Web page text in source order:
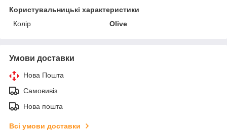
Користувальницькі характеристики
Колір
Olive
Умови доставки
Нова Пошта
Самовивіз
Нова пошта
Всі умови доставки